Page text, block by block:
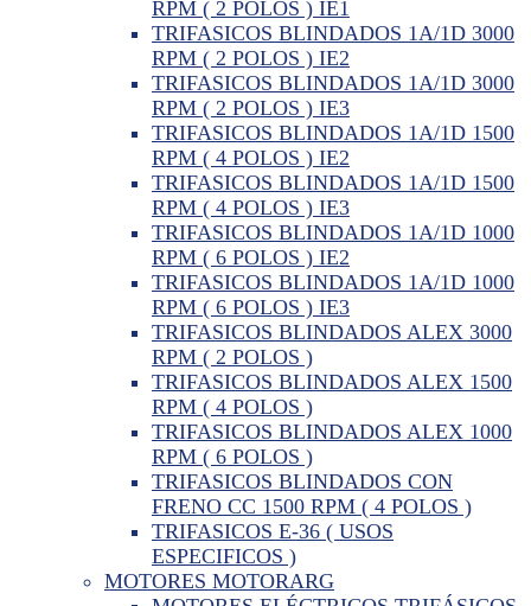
RPM ( 2 POLOS ) IE1
TRIFASICOS BLINDADOS 1A/1D 3000
RPM ( 2 POLOS ) IE2
TRIFASICOS BLINDADOS 1A/1D 3000
RPM ( 2 POLOS ) IE3
TRIFASICOS BLINDADOS 1A/1D 1500
RPM ( 4 POLOS ) IE2
TRIFASICOS BLINDADOS 1A/1D 1500
RPM ( 4 POLOS ) IE3
TRIFASICOS BLINDADOS 1A/1D 1000
RPM ( 6 POLOS ) IE2
TRIFASICOS BLINDADOS 1A/1D 1000
RPM ( 6 POLOS ) IE3
TRIFASICOS BLINDADOS ALEX 3000
RPM ( 2 POLOS )
TRIFASICOS BLINDADOS ALEX 1500
RPM ( 4 POLOS )
TRIFASICOS BLINDADOS ALEX 1000
RPM ( 6 POLOS )
TRIFASICOS BLINDADOS CON
FRENO CC 1500 RPM ( 4 POLOS )
TRIFASICOS E-36 ( USOS
ESPECIFICOS )
MOTORES MOTORARG